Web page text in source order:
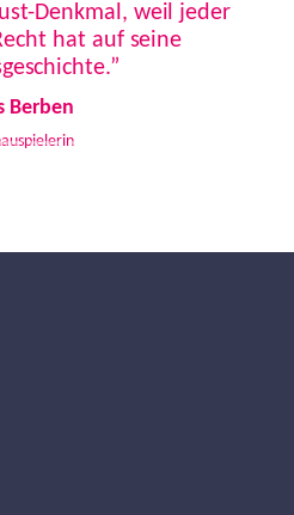
Denkmal, weil jeder
hat auf seine
Berben